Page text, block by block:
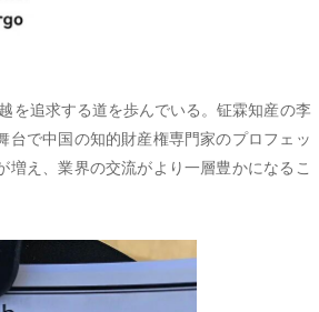
を追求する道を歩んでいる。钲霖知産の李
で中国の知的財産権専門家のプロフェッ
え、業界の交流がより一層豊かになるこ